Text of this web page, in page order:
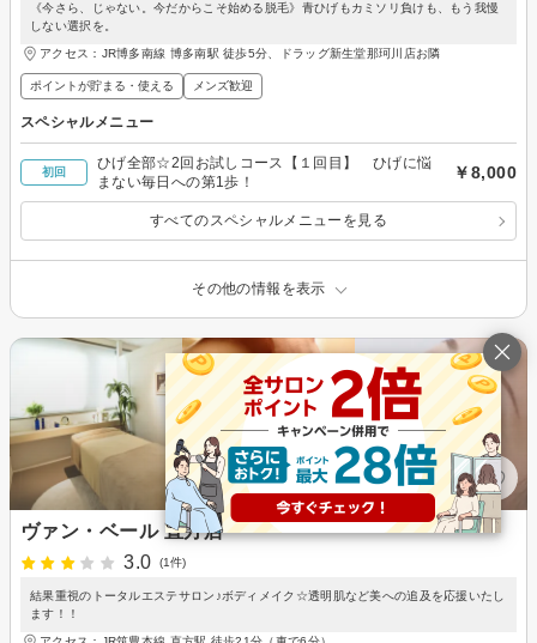
《今さら、じゃない。今だからこそ始める脱毛》青ひげもカミソリ負けも、もう我慢
しない選択を。
アクセス：JR博多南線 博多南駅 徒歩5分、ドラッグ新生堂那珂川店お隣
ポイントが貯まる・使える メンズ歓迎
スペシャルメニュー
初回
ひげ全部☆2回お試しコース【１回目】 ひげに悩
まない毎日への第1歩！
￥8,000
すべてのスペシャルメニューを見る
その他の情報を表示
ヴァン・ベール 直方店
3.0
(1件)
結果重視のトータルエステサロン♪ボディメイク☆透明肌など美への追及を応援いたし
ます！！